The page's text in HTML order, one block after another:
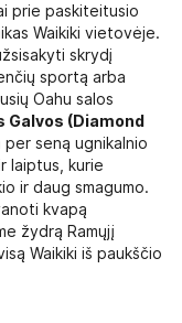
prie paskiteitusio
Waikiki vietovėje.
skrydį
sportą arba
Oahu salos
(Diamond
per seną ugnikalnio
laiptus, kurie
ir daug smagumo.
kvapą
žydrą Ramųjį
Waikiki iš paukščio